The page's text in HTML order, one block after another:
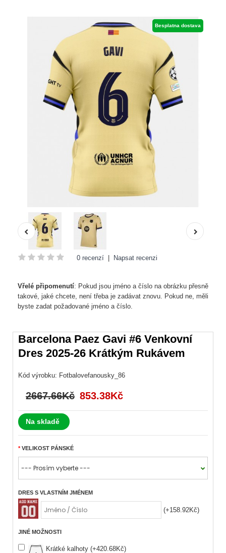
Besplatna dostava
0 recenzí Napsat recenzi
Vřelé připomenutí: Pokud jsou jméno a číslo na obrázku přesně
takové, jaké chcete, není třeba je zadávat znovu. Pokud ne, měli
byste zadat požadované jméno a číslo.
Barcelona Paez Gavi #6 Venkovní
Dres 2025-26 Krátkým Rukávem
Kód výrobku: Fotbalovefanousky_86
2667.66Kč 853.38Kč
Na skladě
VELIKOST PÁNSKÉ
DRES S VLASTNÍM JMÉNEM
(+158.92Kč)
JINÉ MOŽNOSTI
Krátké kalhoty (+420.68Kč)